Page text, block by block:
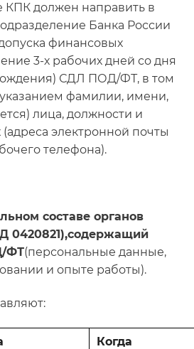
КПК должен направить в
Банка России
финансовых
3-х рабочих дней со дня
СДЛ ПОД/ФТ, в том
фамилии, имени,
лица, должности и
электронной почты
телефона).
составе органов
0420821),содержащий
ФТ(персональные данные,
и опыте работы).
Когда